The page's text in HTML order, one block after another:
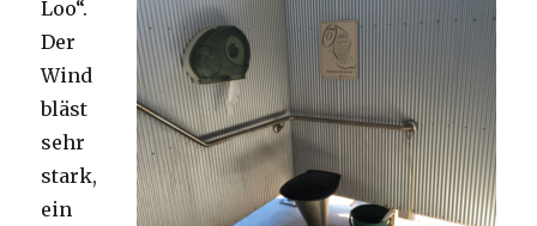
Loo“.
Der
Wind
bläst
sehr
stark,
ein